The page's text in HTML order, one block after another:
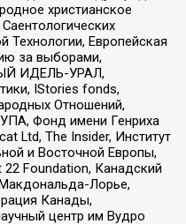
христианское
Технологии, Европейская
за выборами,
ИДЕЛЬ-УРАЛ,
IStories fonds,
Отношений,
Фонд имени Генриха
Ltd, The Insider, Институт
и Восточной Европы,
Foundation, Канадский
Макдональда-Лорье,
Канады,
центр им Вудро